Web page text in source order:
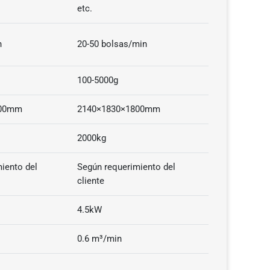
etc.
20-50 bolsas/min
100-5000g
2140×1830×1800mm
2000kg
del
Según requerimiento del
cliente
4.5kW
0.6 m³/min